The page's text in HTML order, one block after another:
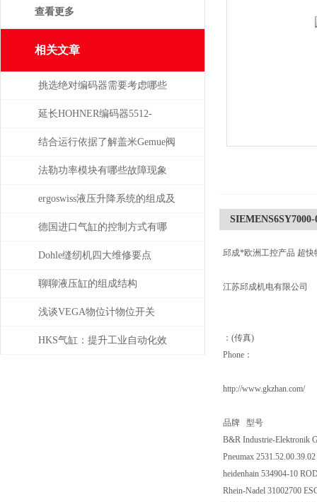
查看更多
相关文章
挑选绝对编码器需要考虑哪些
问题
延长HOHNER编码器5512-
05FR-0800使用寿命的保养秘诀
结合运行依据了解盖米Gemue阀
门
法勒功率模块有哪些故障现象
需要检查
ergoswiss液压升降系统的组成及
其作用
德国进口气缸的控制方式有哪
些？
Dohle缝纫机四大维修要点
聊聊液压缸的组成结构
浅谈VEGA物位计物位开关
HKS气缸：提升工业自动化效
邱成*欧洲工控产品 超
江苏邱成机电有限公司
：(传真)
Phone：
http://www.gkzhan.com/
品牌 型号
B&R Industrie-Elektronik
Pneumax
heidenhain 534904-10
Rhein-Nadel 31002700